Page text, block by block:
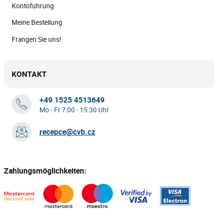
Kontofuhrung
Meine Bestellung
Frangen Sie uns!
KONTAKT
+49 1525 4513649
Mo - Fr 7:00 - 15:30 Uhr
recepce@cvb.cz
Zahlungsmöglichkeiten: